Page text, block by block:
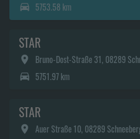
5753.58 km
STAR
Bruno-Dost-Straße 31, 08289
5751.97 km
STAR
Auer Straße 10, 08289